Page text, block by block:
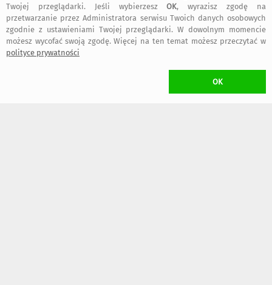
Twojej przeglądarki. Jeśli wybierzeszOK, wyrazisz zgodę na
przetwarzanie przez Administratora serwisu Twoich danych osobowych
zgodnie z ustawieniami Twojej przeglądarki. W dowolnym momencie
możesz wycofać swoją zgodę. Więcej na ten temat możesz przeczytać w
polityce prywatności
OK